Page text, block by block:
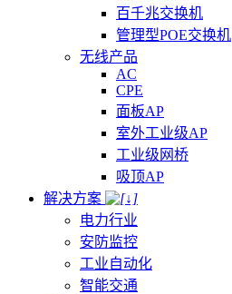
百千兆交换机
管理型POE交换机
无线产品
AC
CPE
面板AP
室外工业级AP
工业级网桥
吸顶AP
解决方案
电力行业
安防监控
工业自动化
智能交通